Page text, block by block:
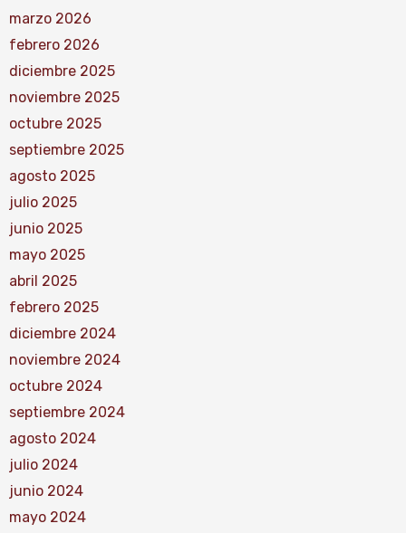
marzo 2026
febrero 2026
diciembre 2025
noviembre 2025
octubre 2025
septiembre 2025
agosto 2025
julio 2025
junio 2025
mayo 2025
abril 2025
febrero 2025
diciembre 2024
noviembre 2024
octubre 2024
septiembre 2024
agosto 2024
julio 2024
junio 2024
mayo 2024